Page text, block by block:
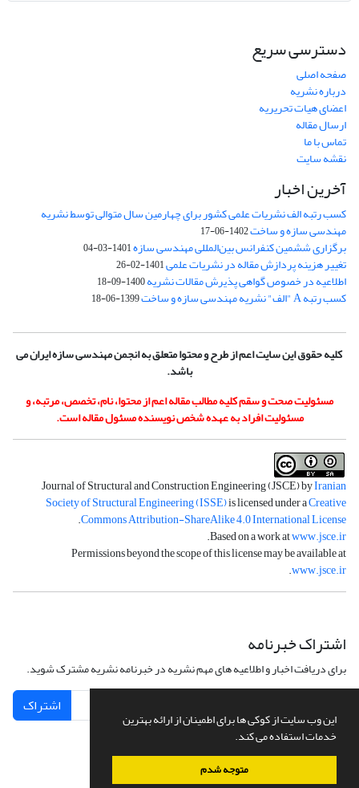
این وب سایت از کوکی ها برای اطمینان از ارائه بهترین
خدمات استفاده می کند.
متوجه شدم
دسترسی سریع
صفحه اصلی
درباره نشریه
اعضای هیات تحریریه
ارسال مقاله
تماس با ما
نقشه سایت
آخرین اخبار
کسب رتبه الف نشریات علمی کشور برای چهارمین سال متوالی توسط نشریه
مهندسی سازه و ساخت1402-06-17
برگزاری ششمین کنفرانس بین‌المللی مهندسی سازه1401-03-04
تغییر هزینه پردازش مقاله در نشریات علمی1401-02-26
اطلاعیه در خصوص گواهی پذیرش مقالات نشریه1400-09-18
کسب رتبه A "الف" نشریه مهندسی سازه و ساخت 1399-06-18
کلیه حقوق این سایت اعم از طرح و محتوا متعلق به انجمن مهندسی سازه ایران می
باشد.
مسئولیت صحت و سقم کلیه مطالب مقاله اعم از محتوا، نام، تخصص، مرتبه، و
مسئولیت افراد به عهده شخص نویسنده مسئول مقاله است.
Journal of Structural and Construction Engineering (JSCE) byIranian
Society of Structural Engineering (ISSE)is licensed under aCreative
Commons Attribution-ShareAlike 4.0 International License
.
Based on a work atwww.jsce.ir
.
Permissions beyond the scope of this license may be available at
www.jsce.ir
.
اشتراک خبرنامه
برای دریافت اخبار و اطلاعیه های مهم نشریه در خبرنامه نشریه مشترک شوید.
اشتراک